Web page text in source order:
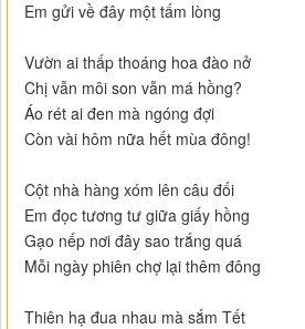
Em gửi về đây một tấm lòng
Vườn ai thấp thoáng hoa đào nở
Chị vẫn môi son vẫn má hồng?
Áo rét ai đen mà ngóng đợi
Còn vài hôm nữa hết mùa đông!
Cột nhà hàng xóm lên câu đối
Em đọc tương tư giữa giấy hồng
Gạo nếp nơi đây sao trắng quá
Mỗi ngày phiên chợ lại thêm đông
Thiên hạ đua nhau mà sắm Tết